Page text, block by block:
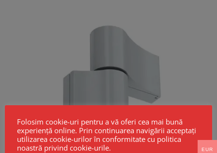
Folosim cookie-uri pentru a vă oferi cea mai bună
experiență online. Prin continuarea navigării acceptați
utilizarea cookie-urilor în conformitate cu politica
noastră privind cookie-urile.
EUR